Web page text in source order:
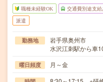
職種未経験OK 交通費別途支給
派遣
勤務地
岩手県奥州市
水沢江刺駅から車
曜日頻度 月～金